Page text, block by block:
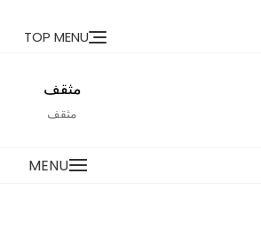
TOP MENU
مثقف
مثقف
MENU